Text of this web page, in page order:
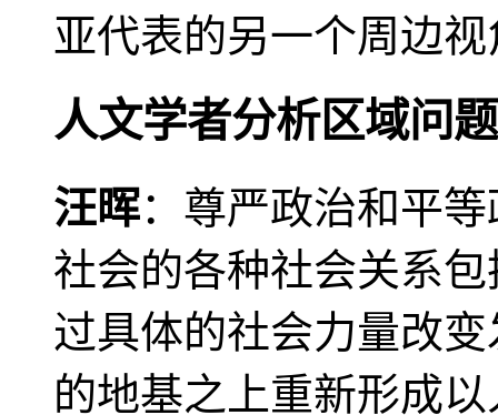
亚代表的另一个周边视
人文学者分析区域问题
汪晖：尊严政治和平
社会的各种社会关系
过具体的社会力量改
的地基之上重新形成